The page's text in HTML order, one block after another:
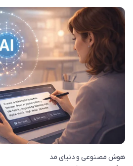
هوش مصنوعی و دنیای مد